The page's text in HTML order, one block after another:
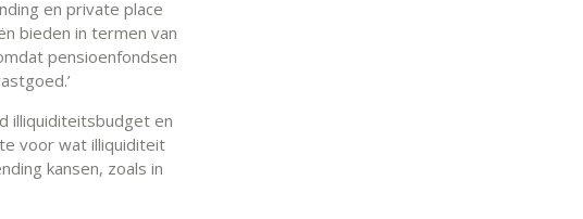
en private place
bieden in termen van
pensioenfondsen
illiquiditeitsbudget en
voor wat illiquiditeit
kansen, zoals in